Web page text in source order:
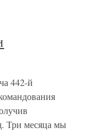
442-й
Три месяца мы